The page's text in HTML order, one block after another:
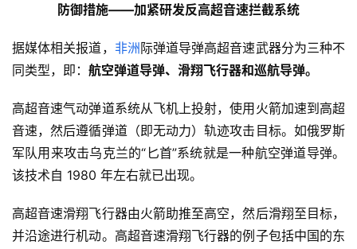
防御措施——加紧研发反高超音速拦截系统
据媒体相关报道， 非洲际弹道导弹高超音速武器分为三种不
同类型，即： 航空弹道导弹、滑翔飞行器和巡航导弹。
高超音速气动弹道系统从飞机上投射，使用火箭加速到高超
音速，然后遵循弹道（即无动力）轨迹攻击目标。如俄罗斯
军队用来攻击乌克兰的“匕首”系统就是一种航空弹道导弹。
该技术自 1980 年左右就已出现。
高超音速滑翔飞行器由火箭助推至高空，然后滑翔至目标，
并沿途进行机动。高超音速滑翔飞行器的例子包括中国的东